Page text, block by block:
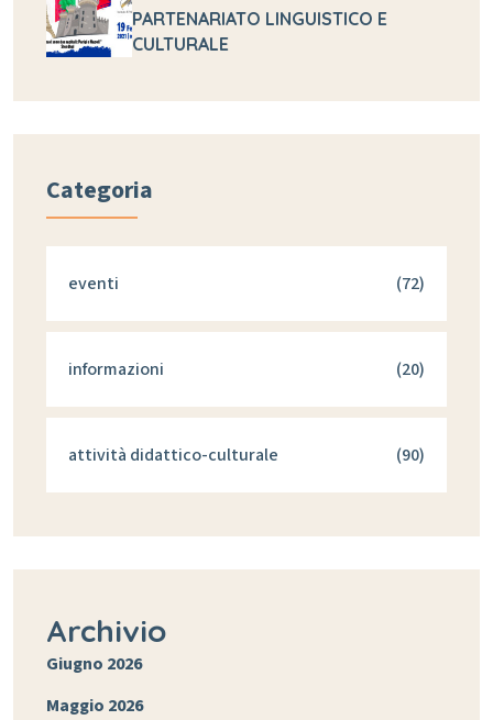
PARTENARIATO LINGUISTICO E
CULTURALE
Categoria
eventi (72)
informazioni (20)
attività didattico-culturale (90)
Archivio
Giugno 2026
Maggio 2026